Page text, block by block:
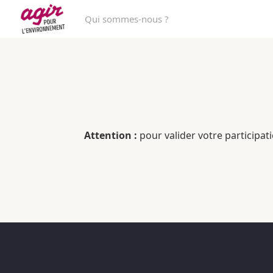
Qui sommes-nous ?
Attention : pour valider votre